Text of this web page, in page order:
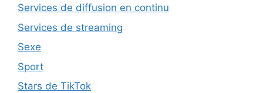
Services de diffusion en continu
Services de streaming
Sexe
Sport
Stars de TikTok